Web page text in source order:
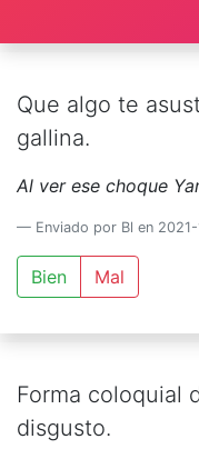
Que algo te
gallina.
Al ver ese choque
Enviado por Bl en
Bien Mal
Forma coloquial
disgusto.